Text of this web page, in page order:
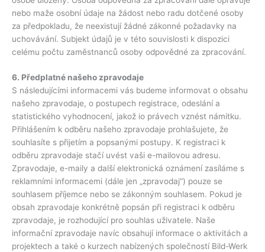
nebo maže osobní údaje na žádost nebo radu dotčené osoby
za předpokladu, že neexistují žádné zákonné požadavky na
uchovávání. Subjekt údajů je v této souvislosti k dispozici
celému počtu zaměstnanců osoby odpovědné za zpracování.
6. Předplatné našeho zpravodaje
S následujícími informacemi vás budeme informovat o obsahu
našeho zpravodaje, o postupech registrace, odeslání a
statistického vyhodnocení, jakož io právech vznést námitku.
Přihlášením k odběru našeho zpravodaje prohlašujete, že
souhlasíte s přijetím a popsanými postupy. K registraci k
odběru zpravodaje stačí uvést vaši e-mailovou adresu.
Zpravodaje, e-maily a další elektronická oznámení zasíláme s
reklamními informacemi (dále jen „zpravodaj“) pouze se
souhlasem příjemce nebo se zákonným souhlasem. Pokud je
obsah zpravodaje konkrétně popsán při registraci k odběru
zpravodaje, je rozhodující pro souhlas uživatele. Naše
informační zpravodaje navíc obsahují informace o aktivitách a
projektech a také o kurzech nabízených společností Bild-Werk